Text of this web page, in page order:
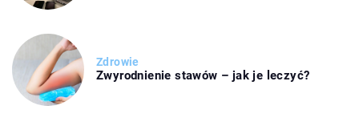
Zdrowie
Zwyrodnienie stawów – jak je leczyć?